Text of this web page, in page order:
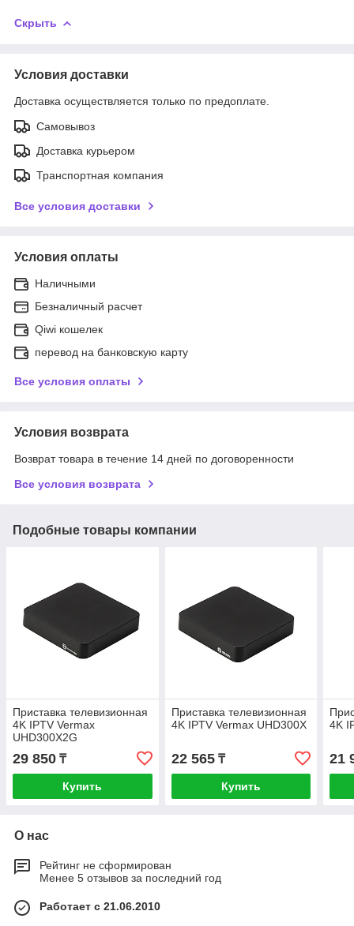
Скрыть
Условия доставки
Доставка осуществляется только по предоплате.
Самовывоз
Доставка курьером
Транспортная компания
Все условия доставки
Условия оплаты
Наличными
Безналичный расчет
Qiwi кошелек
перевод на банковскую карту
Все условия оплаты
Условия возврата
Возврат товара в течение 14 дней по договоренности
Все условия возврата
Подобные товары компании
Приставка телевизионная
4K IPTV Vermax
UHD300X2G
29 850 ₸
Купить
Приставка телевизионная
4K IPTV Vermax UHD300X
22 565₸
Купить
4K
21
О нас
Рейтинг не сформирован
Менее 5 отзывов за последний год
Работает с 21.06.2010